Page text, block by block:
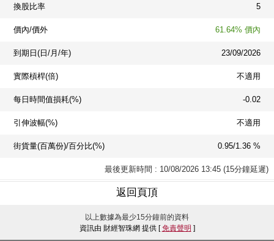
換股比率 5
價內/價外 61.64% 價內
到期日(日/月/年) 23/09/2026
實際槓桿(倍) 不適用
每日時間值損耗(%) -0.02
引伸波幅(%) 不適用
街貨量(百萬份)/百分比(%) 0.95/1.36 %
最後更新時間 : 10/08/2026 13:45 (15分鐘延遲)
返回頁頂
以上數據為最少15分鐘前的資料
資訊由 財經智珠網 提供 [免責聲明 ]